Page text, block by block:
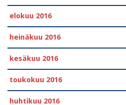
elokuu 2016
heinäkuu 2016
kesäkuu 2016
toukokuu 2016
huhtikuu 2016